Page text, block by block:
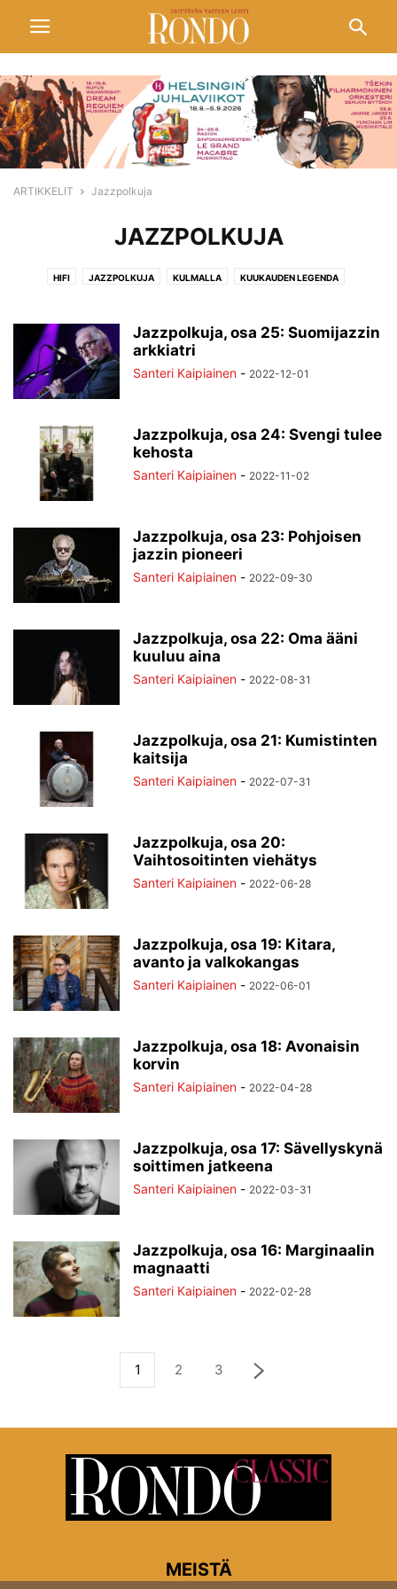
ARTIKKELIT Jazzpolkuja
JAZZPOLKUJA
HIFI JAZZPOLKUJA KULMALLA KUUKAUDEN LEGENDA
SIVUSILMINJazzpolkuja, osa 25: Suomijazzin
arkkiatri
Santeri Kaipiainen - 2022-12-01
Jazzpolkuja, osa 24: Svengi tulee
kehosta
Santeri Kaipiainen - 2022-11-02
Jazzpolkuja, osa 23: Pohjoisen
jazzin pioneeri
Santeri Kaipiainen - 2022-09-30
Jazzpolkuja, osa 22: Oma ääni
kuuluu aina
Santeri Kaipiainen - 2022-08-31
Jazzpolkuja, osa 21: Kumistinten
kaitsija
Santeri Kaipiainen - 2022-07-31
Jazzpolkuja, osa 20:
Vaihtosoitinten viehätys
Santeri Kaipiainen - 2022-06-28
Jazzpolkuja, osa 19: Kitara,
avanto ja valkokangas
Santeri Kaipiainen - 2022-06-01
Jazzpolkuja, osa 18: Avonaisin
korvin
Santeri Kaipiainen - 2022-04-28
Jazzpolkuja, osa 17: Sävellyskynä
soittimen jatkeena
Santeri Kaipiainen - 2022-03-31
Jazzpolkuja, osa 16: Marginaalin
magnaatti
Santeri Kaipiainen - 2022-02-28
1 2 3
MEISTÄ